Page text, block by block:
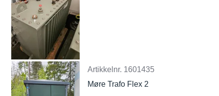
Artikkelnr. 1601435
Møre Trafo Flex 2